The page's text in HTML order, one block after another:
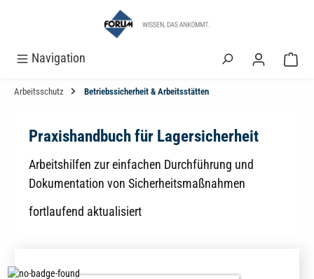
Navigation
Arbeitsschutz Betriebssicherheit & Arbeitsstätten
Praxishandbuch für Lagersicherheit
Arbeitshilfen zur einfachen Durchführung und
Dokumentation von Sicherheitsmaßnahmen
fortlaufend aktualisiert